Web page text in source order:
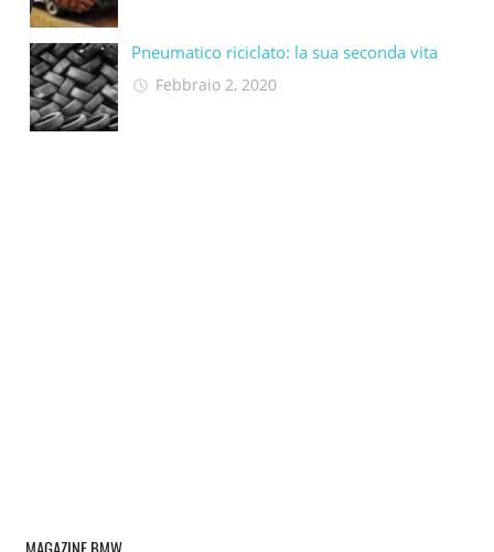
Pneumatico riciclato: la sua seconda vita​
Febbraio 2, 2020